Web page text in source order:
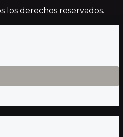
los derechos reservados.